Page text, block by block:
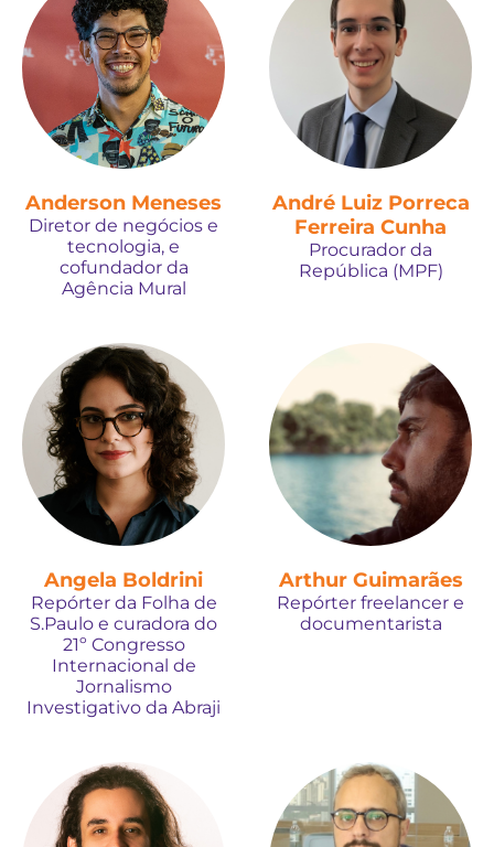
Anderson Meneses
Diretor de negócios e
tecnologia, e
cofundador da
Agência Mural
André Luiz Porreca
Ferreira Cunha
Procurador da
República (MPF)
Angela Boldrini
Repórter da Folha de
S.Paulo e curadora do
21º Congresso
Internacional de
Jornalismo
Investigativo da Abraji
Arthur Guimarães
Repórter freelancer e
documentarista